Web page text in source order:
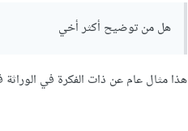
هل من توضيح أكثر أخي
هذا مثال عام عن ذات الفكرة في